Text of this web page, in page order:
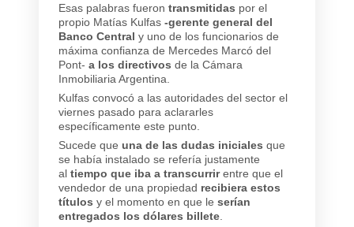
Esas palabras fueron transmitidas por el
propio Matías Kulfas -gerente general del
Banco Central y uno de los funcionarios de
máxima confianza de Mercedes Marcó del
Pont- a los directivos de la Cámara
Inmobiliaria Argentina.
Kulfas convocó a las autoridades del sector el
viernes pasado para aclararles
específicamente este punto.
Sucede que una de las dudas iniciales que
se había instalado se refería justamente
al tiempo que iba a transcurrirentre que el
vendedor de una propiedad recibiera estos
títulos y el momento en que le serían
entregados los dólares billete